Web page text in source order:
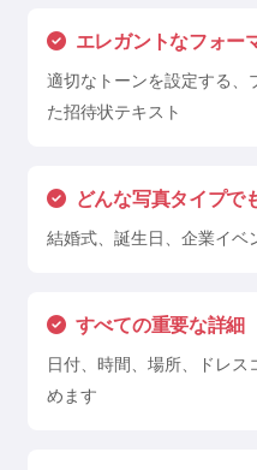
エレガントなフォー
適切なトーンを設定する、
た招待状テキスト
どんな写真タイプで
結婚式、誕生日、企業イベ
すべての重要な詳細
日付、時間、場所、ドレス
めます